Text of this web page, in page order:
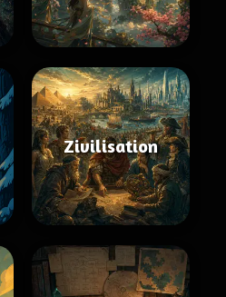
Zivilisation